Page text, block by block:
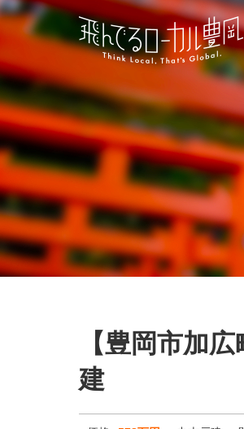
【豊岡市加
建